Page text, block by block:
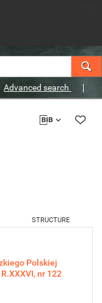
Advanced search
STRUCTURE
Polskiej
nr 122